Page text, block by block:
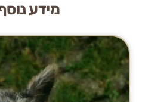
מידע